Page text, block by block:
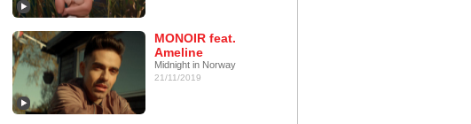
MONOIR feat.
Ameline
Midnight in Norway
21/11/2019